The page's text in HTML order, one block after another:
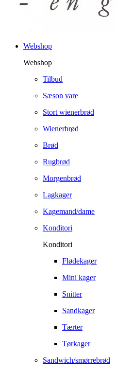
Webshop
Webshop
Tilbud
Sæson vare
Stort wienerbrød
Wienerbrød
Brød
Rugbrød
Morgenbrød
Lagkager
Kagemand/dame
Konditori
Konditori
Flødekager
Mini kager
Snitter
Sandkager
Tærter
Tørkager
Sandwich/smørrebrød